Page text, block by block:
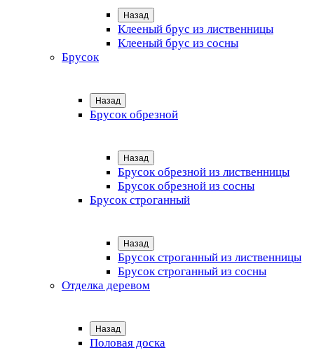
Назад
Клееный брус из лиственницы
Клееный брус из сосны
Брусок
Назад
Брусок обрезной
Назад
Брусок обрезной из лиственницы
Брусок обрезной из сосны
Брусок строганный
Назад
Брусок строганный из лиственницы
Брусок строганный из сосны
Отделка деревом
Назад
Половая доска